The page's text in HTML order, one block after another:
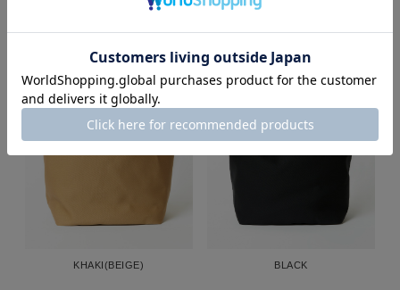
KHAKI(BEIGE) BLACK